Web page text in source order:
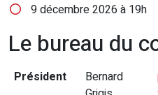
9 décembre 2026 à 19h
Le bureau du
Président
Bernard